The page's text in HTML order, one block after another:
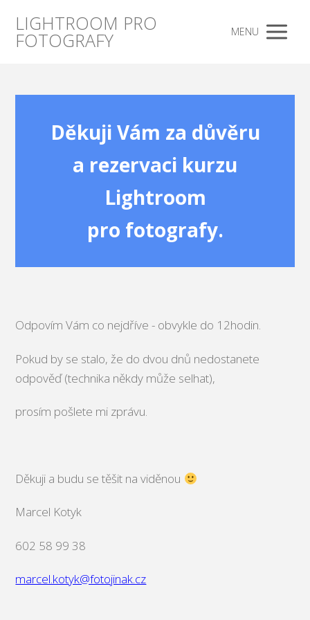
LIGHTROOM PRO
FOTOGRAFY MENU
Děkuji Vám za důvěru
a rezervaci kurzu
Lightroom
pro fotografy.
Odpovím Vám co nejdříve - obvykle do 12hodin.
Pokud by se stalo, že do dvou dnů nedostanete
odpověď (technika někdy může selhat),
prosím pošlete mi zprávu.
Děkuji a budu se těšit na viděnou
Marcel Kotyk
602 58 99 38
marcel.kotyk@fotojinak.cz